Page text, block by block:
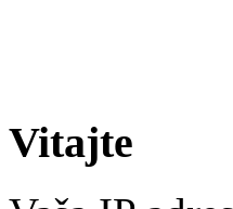
Vitajte